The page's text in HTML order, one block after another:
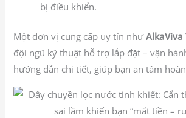
bị điều khiển.
Một đơn vị cung cấp uy tín như
đội ngũ kỹ thuật hỗ trợ lắp đặt – vận
hướng dẫn chi tiết, giúp bạn an tâm